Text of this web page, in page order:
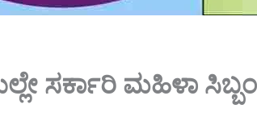
ಸರ್ಕಾರಿ ಮಹಿಳಾ